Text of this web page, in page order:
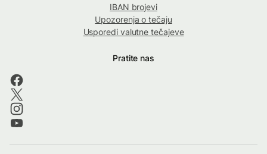
IBAN brojevi
Upozorenja o tečaju
Usporedi valutne tečajeve
Pratite nas